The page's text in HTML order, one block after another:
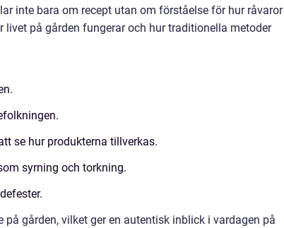
inte bara om recept utan om förståelse för hur råvaror
livet på gården fungerar och hur traditionella metoder
se hur produkterna tillverkas.
syrning och torkning.
gården, vilket ger en autentisk inblick i vardagen på